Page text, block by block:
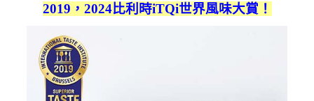
2019，2024比利時iTQi世界風味大賞！